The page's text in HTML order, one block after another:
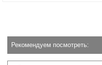
Рекомендуем посмотреть: